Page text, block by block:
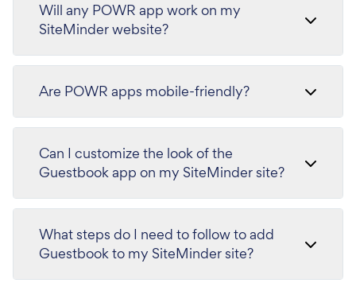
Will any POWR app work on my
SiteMinder website?
Are POWR apps mobile-friendly?
Can I customize the look of the
Guestbook app on my SiteMinder site?
What steps do I need to follow to add
Guestbook to my SiteMinder site?